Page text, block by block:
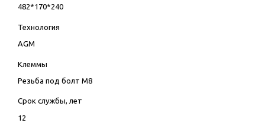
482*170*240
Технология
AGM
Клеммы
Резьба под болт М8
Срок службы, лет
12